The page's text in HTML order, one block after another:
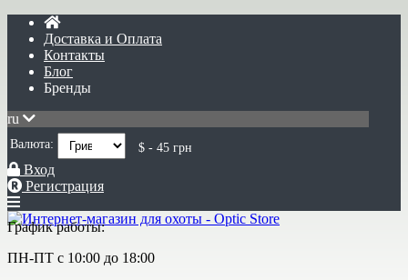
Доставка и Оплата
Контакты
Блог
Бренды
ru
Валюта: $ - 45 грн
Вход
Регистрация
График работы:
ПН-ПТ с 10:00 до 18:00